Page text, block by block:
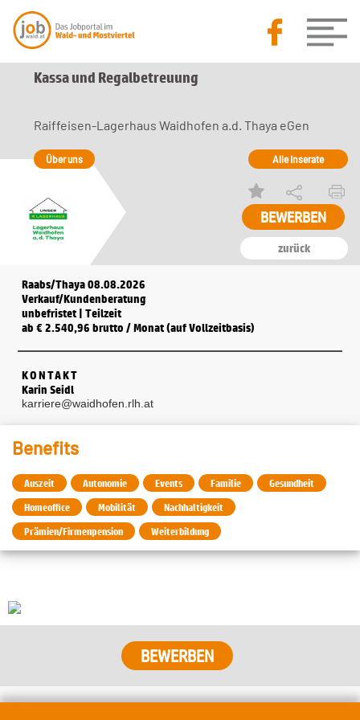
Kassa und Regalbetreuung
zurück
Raiffeisen-Lagerhaus Waidhofen a.d. Thaya eGen
Über uns Alle Inserate
BEWERBEN
Raabs/Thaya 08.08.2026
Verkauf/Kundenberatung
unbefristet | Teilzeit
ab € 2.540,96 brutto / Monat (auf Vollzeitbasis)
KONTAKT
Karin Seidl
karriere@waidhofen.rlh.at
Benefits
Auszeit Autonomie Events Familie
Gesundheit
Homeoffice
Mobilität
Nachhaltigkeit
Prämien/Firmenpension
Weiterbildung
BEWERBEN